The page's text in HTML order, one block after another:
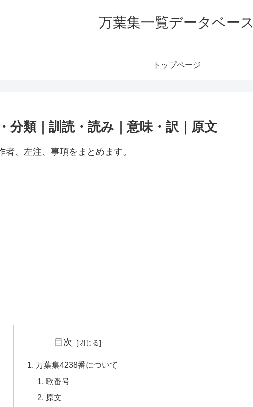
万葉集一覧データベース
トップページ
分類｜訓読・読み｜意味・訳｜原文
、左注、事項をまとめます。
目次
万葉集4238番について
歌番号
原文